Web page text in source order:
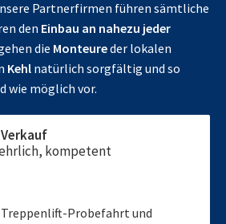
Partnerfirmen führen sämtliche
den Einbau an nahezu jeder
die Monteureder lokalen
Kehl natürlich sorgfältig und so
wie möglich vor.
kompetent
Probefahrt und